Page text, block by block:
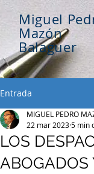
Miguel
Mazón
Balaguer
Entrada
LOS
ABOGADOS
MIGUEL PEDRO
22 mar 20235 min